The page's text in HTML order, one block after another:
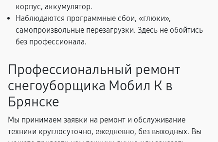
корпус, аккумулятор.
Наблюдаются программные сбои, «глюки»,
самопроизвольные перезагрузки. Здесь не обойтись
без профессионала.
Профессиональный ремонт
снегоуборщика Мобил К в
Брянске
Мы принимаем заявки на ремонт и обслуживание
техники круглосуточно, ежедневно, без выходных. Вы